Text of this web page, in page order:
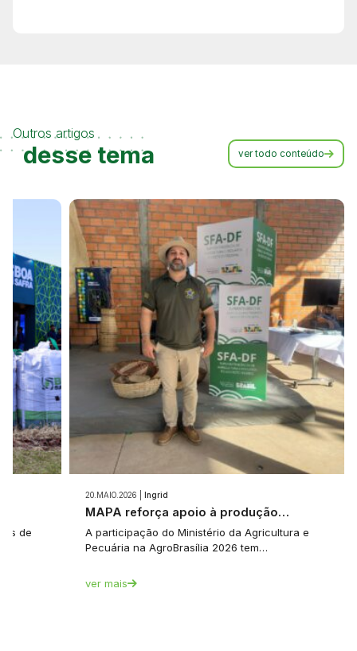
Outros artigos
desse tema ver todo conteúdo
de
20.MAIO.2026 | Ingrid
MAPA reforça apoio à produção…
A participação do Ministério da Agricultura e
Pecuária na AgroBrasília 2026 tem…
ver mais